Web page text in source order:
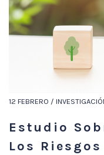
12 FEBRERO /
Estudio
Los